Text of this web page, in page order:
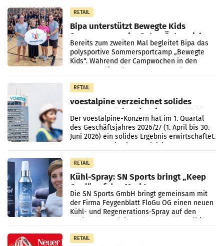
RETAIL
Bipa unterstützt Bewegte Kids
Sommercamps im Osten Österreichs
Bereits zum zweiten Mal begleitet Bipa das
polysportive Sommersportcamp „Bewegte
Kids“. Während der Campwochen in den
Monaten Juli und August versorgt das
RETAIL
voestalpine verzeichnet solides
erstes Quartal und steigert EBITDA
Der voestalpine-Konzern hat im 1. Quartal
des Geschäftsjahres 2026/27 (1. April bis 30.
Juni 2026) ein solides Ergebnis erwirtschaftet.
Der Umsatz stieg im Vergleich zur
RETAIL
Kühl-Spray: SN Sports bringt „Keep
Cool“ auf den Markt
Die SN Sports GmbH bringt gemeinsam mit
der Firma Feygenblatt FloGu OG einen neuen
Kühl- und Regenerations-Spray auf den
Markt. Das Produkt namens „Keep Cool“ ist zu
RETAIL